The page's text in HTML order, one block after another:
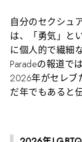
自分のセクシュ
は、「勇気」と
に個人的で繊細
Paradeの報道で
2026年がセレブ
だ年でもあると